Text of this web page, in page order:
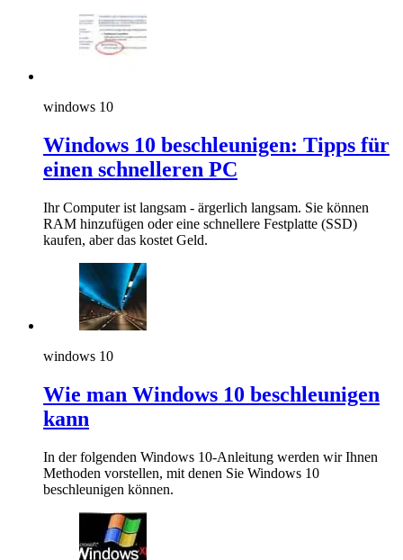
windows 10
Windows 10 beschleunigen: Tipps für
einen schnelleren PC
Ihr Computer ist langsam - ärgerlich langsam. Sie können
RAM hinzufügen oder eine schnellere Festplatte (SSD)
kaufen, aber das kostet Geld.
windows 10
Wie man Windows 10 beschleunigen
kann
In der folgenden Windows 10-Anleitung werden wir Ihnen
Methoden vorstellen, mit denen Sie Windows 10
beschleunigen können.